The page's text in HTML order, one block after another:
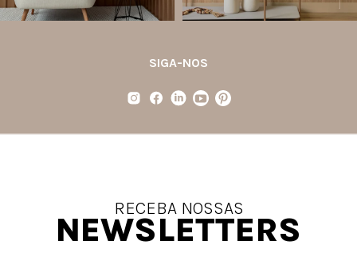
SIGA-NOS
RECEBA NOSSAS
NEWSLETTERS